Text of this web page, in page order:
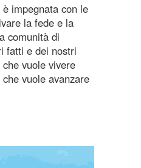
impegnata con le
la fede e la
comunità di
fatti e dei nostri
vuole vivere
vuole avanzare